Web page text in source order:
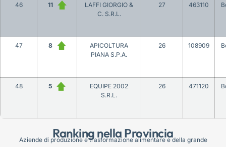
Ranking nella Provincia
46 11
LAFFI GIORGIO &
C. S.R.L.
27 463110
47 8
APICOLTURA
PIANA S.P.A.
26 108909
48 5
EQUIPE 2002
S.R.L.
26 471120
Aziende di produzione e trasformazione alimentare e della grande